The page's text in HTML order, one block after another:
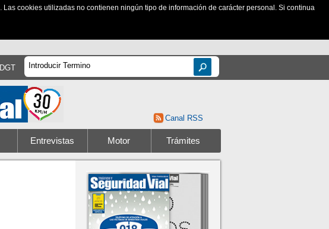
cookies utilizadas no contienen ningún tipo de información de carácter personal. Si continua
Canal RSS
Entrevistas Motor Trámites